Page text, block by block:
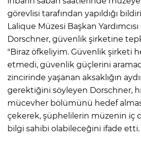
görevlisi tarafından yapıldığı
Lalique Müzesi Başkan
Dorschner, güvenlik şirketine
"Biraz öfkeliyim. Güvenlik şirketi
etmedi, güvenlik güçlerini
zincirinde yaşanan aksaklığın
gerektiğini söyleyen Dorschner,
mücevher bölümünü hedef
çekerek, şüphelilerin müzenin iç
bilgi sahibi olabileceğini ifade etti.